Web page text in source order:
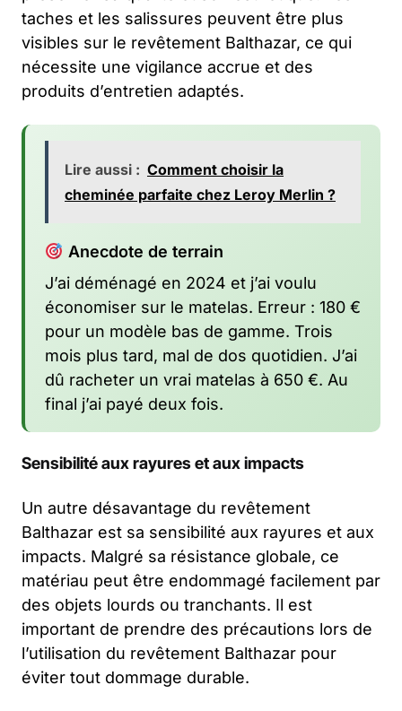
taches et les salissures peuvent être plus
visibles sur le revêtement Balthazar, ce qui
nécessite une vigilance accrue et des
produits d’entretien adaptés.
Lire aussi : Comment choisir la
cheminée parfaite chez Leroy Merlin ?
Anecdote de terrain
J’ai déménagé en 2024 et j’ai voulu
économiser sur le matelas. Erreur : 180 €
pour un modèle bas de gamme. Trois
mois plus tard, mal de dos quotidien. J’ai
dû racheter un vrai matelas à 650 €. Au
final j’ai payé deux fois.
Sensibilité aux rayures et aux impacts
Un autre désavantage du revêtement
Balthazar est sa sensibilité aux rayures et aux
impacts. Malgré sa résistance globale, ce
matériau peut être endommagé facilement par
des objets lourds ou tranchants. Il est
important de prendre des précautions lors de
l’utilisation du revêtement Balthazar pour
éviter tout dommage durable.